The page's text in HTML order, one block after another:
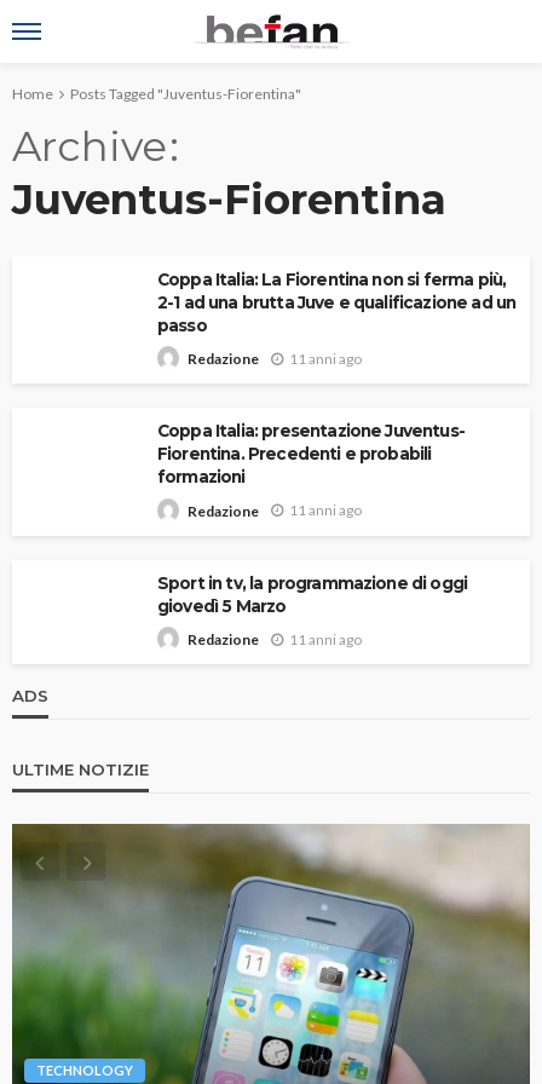
Home Posts Tagged "Juventus-Fiorentina"
Archive
Juventus-Fiorentina
Coppa Italia: La Fiorentina non si ferma più,
2-1 ad una brutta Juve e qualificazione ad un
passo
Redazione 11 anni ago
Coppa Italia: presentazione Juventus-
Fiorentina. Precedenti e probabili
formazioni
Redazione 11 anni ago
Sport in tv, la programmazione di oggi
giovedì 5 Marzo
Redazione 11 anni ago
ADS
ULTIME NOTIZIE
TECHNOLOGY